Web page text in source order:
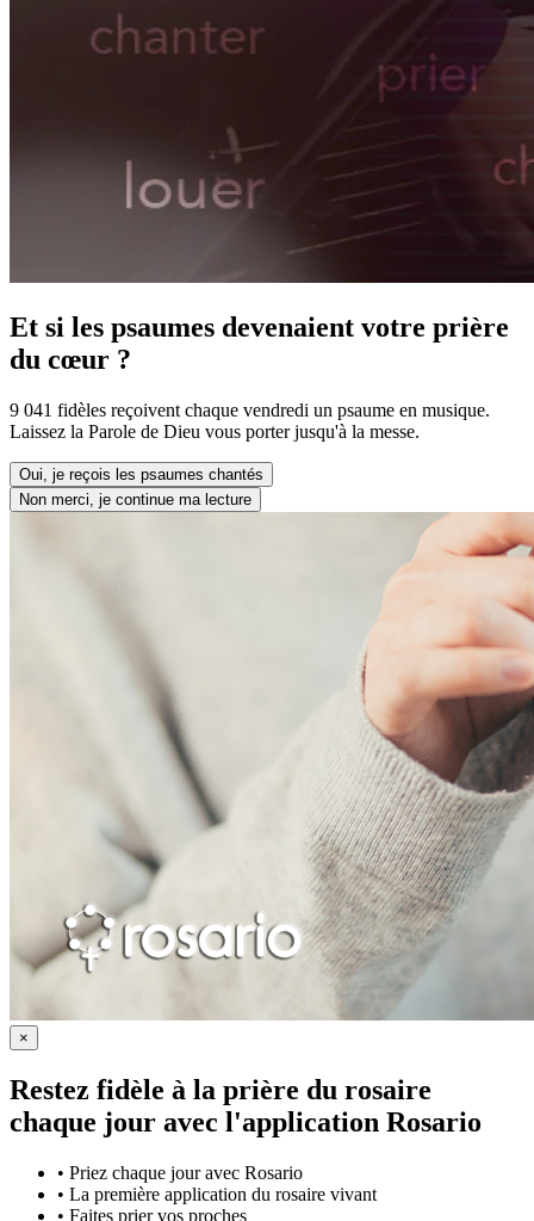
Et si les psaumes devenaient votre prière
du cœur ?
9 041 fidèles reçoivent chaque vendredi un psaume en musique.
Laissez la Parole de Dieu vous porter jusqu'à la messe.
Oui, je reçois les psaumes chantés
Non merci, je continue ma lecture
×
Restez fidèle à la prière du rosaire
chaque jour avec l'application Rosario
• Priez chaque jour avec Rosario
• La première application du rosaire vivant
• Faites prier vos proches